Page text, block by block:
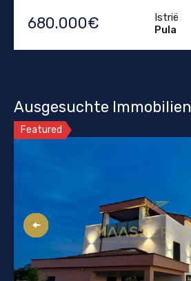
680.000€
Istrië
Pula
Ausgesuchte Immobilien
Featured